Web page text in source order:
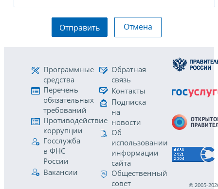
Отправить Отмена
Программные
средства
Перечень
обязательных
требований
Противодействие
коррупции
Госслужба
в ФНС
России
Вакансии
Обратная
связь
Контакты
Подписка
на
новости
Об
использовании
информации
сайта
Общественный
совет
© 2005-